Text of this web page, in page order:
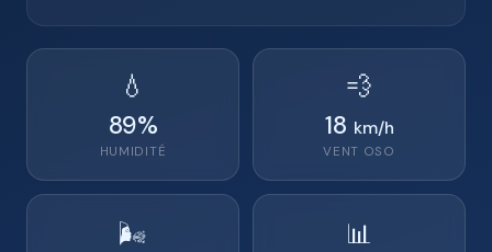
💧
89%
HUMIDITÉ
💨
18 km/h
VENT OSO
🌬️ 📊